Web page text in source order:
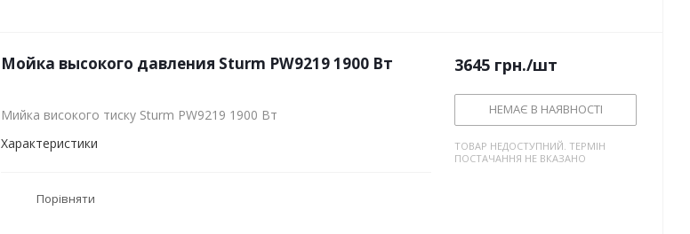
Мойка высокого давления Sturm PW9219 1900 Вт
Мийка високого тиску Sturm PW9219 1900 Вт
Характеристики
Порівняти
3645 грн./шт
НЕМАЄ В НАЯВНОСТІ
ТОВАР НЕДОСТУПНИЙ. ТЕРМІН
ПОСТАЧАННЯ НЕ ВКАЗАНО